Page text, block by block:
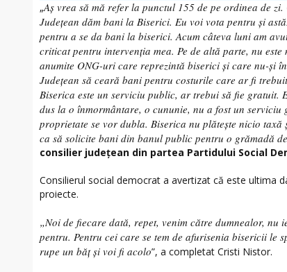
„Aș vrea să mă refer la punctul 155 de pe ordinea de
Județean dăm bani la Biserici. Eu voi vota pentru și
pentru a se da bani la biserici. Acum câteva luni am
criticat pentru intervenția mea. Pe de altă parte, nu
anumite ONG-uri care reprezintă biserici și care nu-și
Județean să ceară bani pentru costurile care ar fi
Biserica este un serviciu public, ar trebui să fie gratuit.
dus la o înmormântare, o cununie, nu a fost un
proprietate se vor dubla. Biserica nu plătește nicio
ca să solicite bani din banul public pentru o grămadă
consilier județean din partea Partidului Social
Consilierul social democrat a avertizat că este ultima
proiecte.
„Noi de fiecare dată, repet, venim către dumnealor, nu
pentru. Pentru cei care se tem de afurisenia bisericii le
rupe un băț și voi fi acolo”, a completat Cristi Nistor.